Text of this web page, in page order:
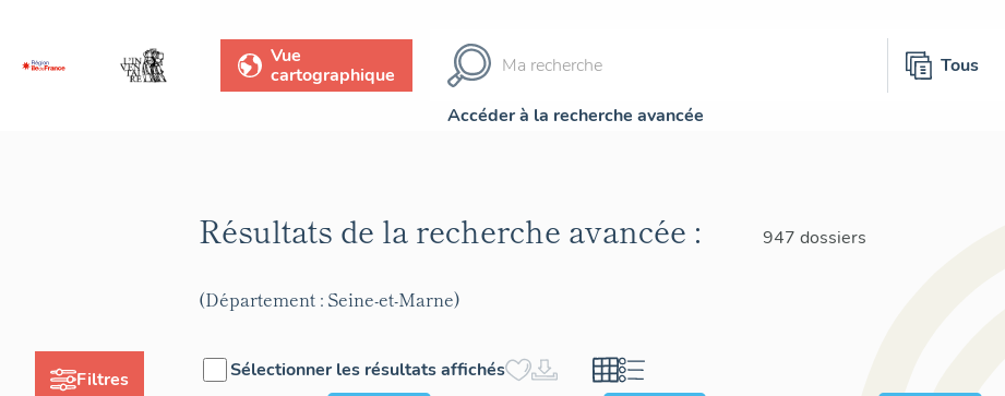
Vue
cartographique
Tous
Accéder à la recherche avancée
Filtres
Résultats de la recherche avancée : 947 dossiers
(Département : Seine-et-Marne)
Sélectionner les résultats affichés